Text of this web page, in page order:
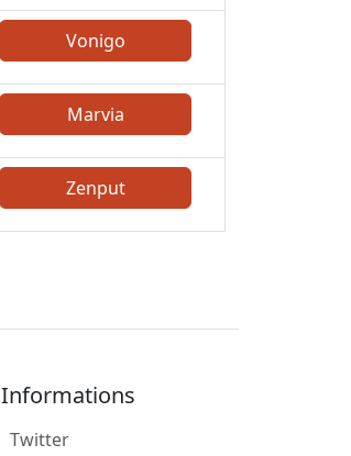
Vonigo
Marvia
Zenput
Informations
Twitter